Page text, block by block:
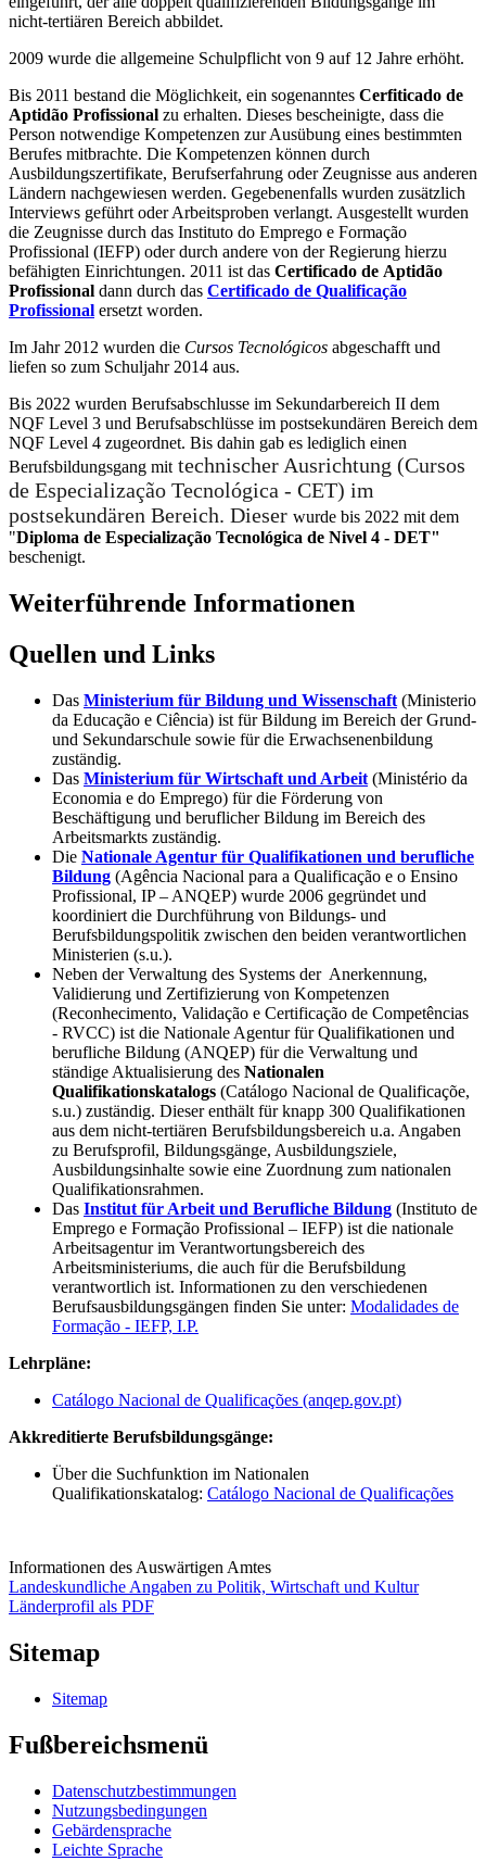
nicht-tertiären Bereich abbildet.
2009 wurde die allgemeine Schulpflicht von 9 auf 12 Jahre erhöht.
Bis 2011 bestand die Möglichkeit, ein sogenanntes Cerfiticado de
Aptidão Profissional zu erhalten. Dieses bescheinigte, dass die
Person notwendige Kompetenzen zur Ausübung eines bestimmten
Berufes mitbrachte. Die Kompetenzen können durch
Ausbildungszertifikate, Berufserfahrung oder Zeugnisse aus anderen
Ländern nachgewiesen werden. Gegebenenfalls wurden zusätzlich
Interviews geführt oder Arbeitsproben verlangt. Ausgestellt wurden
die Zeugnisse durch das Instituto do Emprego e Formação
Profissional (IEFP) oder durch andere von der Regierung hierzu
befähigten Einrichtungen. 2011 ist das Certificado de Aptidão
Profissional dann durch das Certificado de Qualificação
Profissional ersetzt worden.
Im Jahr 2012 wurden die Cursos Tecnológicos abgeschafft und
liefen so zum Schuljahr 2014 aus.
Bis 2022 wurden Berufsabschlusse im Sekundarbereich II dem
NQF Level 3 und Berufsabschlüsse im postsekundären Bereich dem
NQF Level 4 zugeordnet. Bis dahin gab es lediglich einen
Berufsbildungsgang mit technischer Ausrichtung (Cursos
de Especialização Tecnológica - CET) im
postsekundären Bereich. Dieser wurde bis 2022 mit dem
"Diploma de Especialização Tecnológica de Nivel 4 - DET"
beschenigt.
Weiterführende Informationen
Quellen und Links
Das Ministerium für Bildung und Wissenschaft (Ministerio
da Educação e Ciência) ist für Bildung im Bereich der Grund-
und Sekundarschule sowie für die Erwachsenenbildung
zuständig.
Das Ministerium für Wirtschaft und Arbeit (Ministério da
Economia e do Emprego) für die Förderung von
Beschäftigung und beruflicher Bildung im Bereich des
Arbeitsmarkts zuständig.
Die Nationale Agentur für Qualifikationen und berufliche
Bildung (Agência Nacional para a Qualificação e o Ensino
Profissional, IP – ANQEP) wurde 2006 gegründet und
koordiniert die Durchführung von Bildungs- und
Berufsbildungspolitik zwischen den beiden verantwortlichen
Ministerien (s.u.).
Neben der Verwaltung des Systems der Anerkennung,
Validierung und Zertifizierung von Kompetenzen
(Reconhecimento, Validação e Certificação de Competências
- RVCC) ist die Nationale Agentur für Qualifikationen und
berufliche Bildung (ANQEP) für die Verwaltung und
ständige Aktualisierung des Nationalen
Qualifikationskatalogs (Catálogo Nacional de Qualificaçõe,
s.u.) zuständig. Dieser enthält für knapp 300 Qualifikationen
aus dem nicht-tertiären Berufsbildungsbereich u.a. Angaben
zu Berufsprofil, Bildungsgänge, Ausbildungsziele,
Ausbildungsinhalte sowie eine Zuordnung zum nationalen
Qualifikationsrahmen.
Das Institut für Arbeit und Berufliche Bildung (Instituto de
Emprego e Formação Profissional – IEFP) ist die nationale
Arbeitsagentur im Verantwortungsbereich des
Arbeitsministeriums, die auch für die Berufsbildung
verantwortlich ist. Informationen zu den verschiedenen
Berufsausbildungsgängen finden Sie unter: Modalidades de
Formação - IEFP, I.P.
Lehrpläne:
Catálogo Nacional de Qualificações (anqep.gov.pt)
Akkreditierte Berufsbildungsgänge:
Über die Suchfunktion im Nationalen
Qualifikationskatalog: Catálogo Nacional de Qualificações
Informationen des Auswärtigen Amtes
Landeskundliche Angaben zu Politik, Wirtschaft und Kultur
Länderprofil als PDF
Sitemap
Sitemap
Fußbereichsmenü
Datenschutzbestimmungen
Nutzungsbedingungen
Gebärdensprache
Leichte Sprache